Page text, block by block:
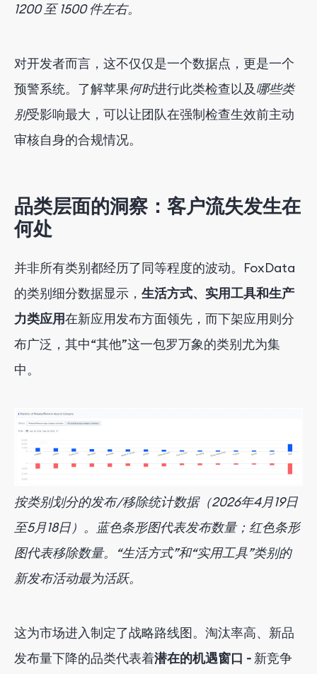
1200 至 1500 件左右。
对开发者而言，这不仅仅是一个数据点，更是一个
预警系统。了解苹果何时进行此类检查以及哪些类
别受影响最大，可以让团队在强制检查生效前主动
审核自身的合规情况。
品类层面的洞察：客户流失发生在
何处
并非所有类别都经历了同等程度的波动。FoxData
的类别细分数据显示， 生活方式、实用工具和生产
力类应用在新应用发布方面领先，而下架应用则分
布广泛，其中“其他”这一包罗万象的类别尤为集
中。
按类别划分的发布/移除统计数据（2026年4月19日
至5月18日）。蓝色条形图代表发布数量；红色条形
图代表移除数量。“生活方式”和“实用工具”类别的
新发布活动最为活跃。
这为市场进入制定了战略路线图。淘汰率高、新品
发布量下降的品类代表着潜在的机遇窗口 - 新竞争